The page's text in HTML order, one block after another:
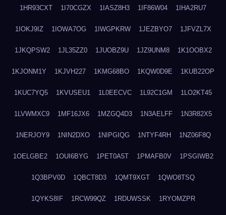
1HR93CXT 1I70CGZX 1IASZ8H3 1IF86W04 1IHA2RU7
1IOKJ9IZ 1IOWA7OG 1IWGPKRW 1JEZBYO7 1JFVZL7X
1JKQPSW2 1JL35ZZ0 1JUOBZ9U 1JZ9UNM8 1K1OOBX2
1KJONM1Y 1KJVH227 1KMG68BO 1KQW0D9E 1KUB22OP
1KUC7YQ5 1KVUSEU1 1L0EECVC 1L92C1GM 1LO2KT45
1LVWMXC9 1MF16JX6 1MZGQ4D3 1N3AELFF 1N3R82X5
1NERJOY9 1NIN2DXO 1NIPGIQG 1NTYF4RH 1NZ06F8Q
1OELGBE2 1OUI6BYG 1PET0A5T 1PMAFB0V 1PSGIWB2
1Q3BPV0D 1QBCT8D3 1QMT9XGT 1QWO8TSQ
1QYKS8IF 1RCW99QZ 1RDUWSSK 1RYOMZPR